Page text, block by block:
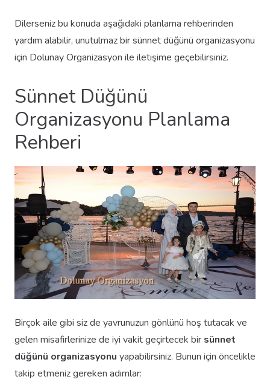
Dilerseniz bu konuda aşağıdaki planlama rehberinden
yardım alabilir, unutulmaz bir sünnet düğünü organizasyonu
için Dolunay Organizasyon ile iletişime geçebilirsiniz.
Sünnet Düğünü
Organizasyonu Planlama
Rehberi
Birçok aile gibi siz de yavrunuzun gönlünü hoş tutacak ve
gelen misafirlerinize de iyi vakit geçirtecek bir sünnet
düğünü organizasyonu yapabilirsiniz. Bunun için öncelikle
takip etmeniz gereken adımlar: